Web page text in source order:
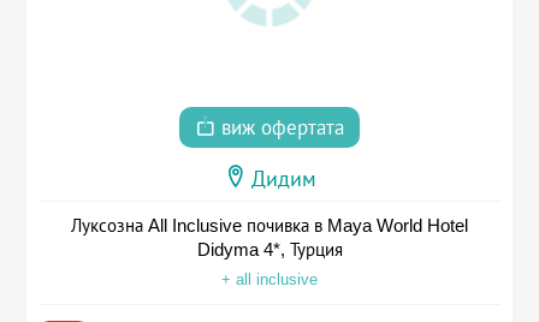
виж офертата
Дидим
Луксозна All Inclusive почивка в Maya World Hotel
Didyma 4*, Турция
+ all inclusive